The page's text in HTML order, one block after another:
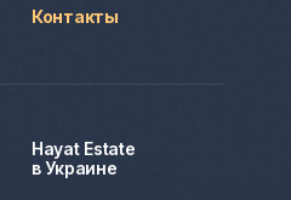
Контакты
Hayat Estate
в Украине